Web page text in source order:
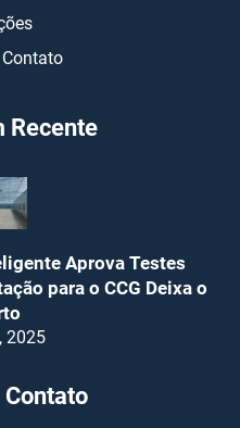
Recente
Aprova Testes
para o CCG Deixa o
2025
Contato